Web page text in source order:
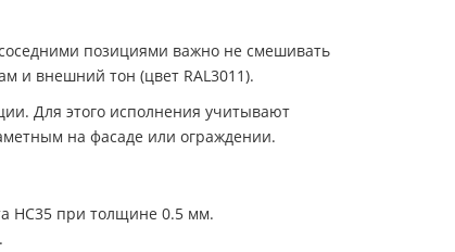
позициями важно не смешивать
и внешний тон (цвет RAL3011).
Для этого исполнения учитывают
на фасаде или ограждении.
НС35 при толщине 0.5 мм.